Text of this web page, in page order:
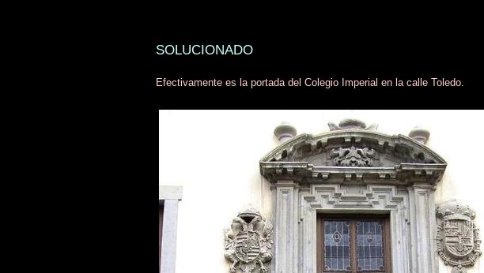
SOLUCIONADO
Efectivamente es la portada del Colegio Imperial en la calle Toledo.